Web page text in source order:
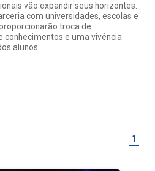
vão expandir seus horizontes.
com universidades, escolas e
troca de
conhecimentos e uma vivência
alunos.
1